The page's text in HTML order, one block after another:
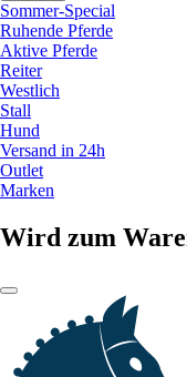
Sommer-Special
Ruhende Pferde
Aktive Pferde
Reiter
Westlich
Stall
Hund
Versand in 24h
Outlet
Marken
Wird zum